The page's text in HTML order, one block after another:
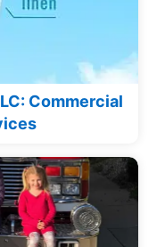
Commercial